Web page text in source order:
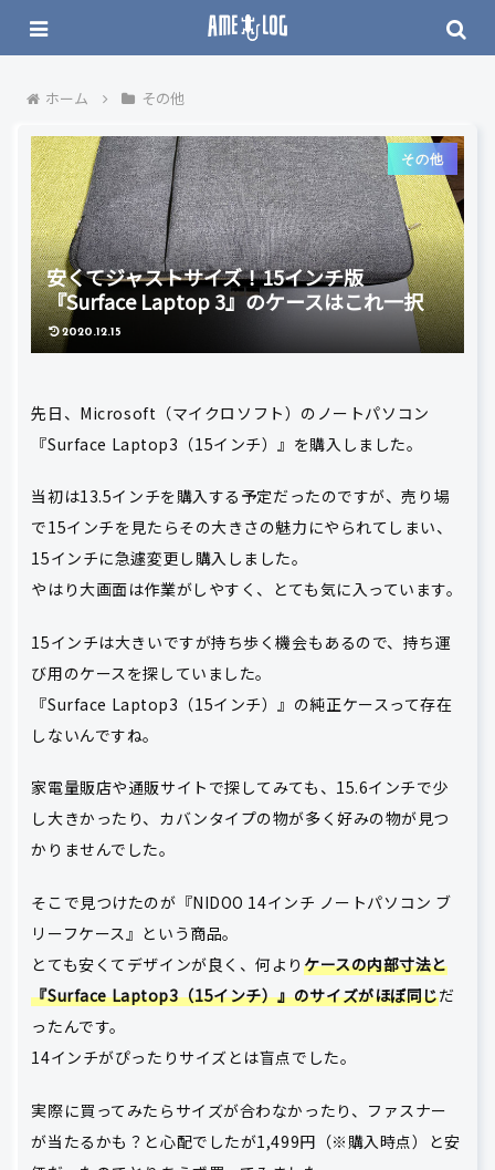
ホーム その他
その他
安くてジャストサイズ！15インチ版
『Surface Laptop 3』のケースはこれ一択
2020.12.15
先日、Microsoft（マイクロソフト）のノートパソコン
『Surface Laptop3（15インチ）』を購入しました。
当初は13.5インチを購入する予定だったのですが、売り場
で15インチを見たらその大きさの魅力にやられてしまい、
15インチに急遽変更し購入しました。
やはり大画面は作業がしやすく、とても気に入っています。
15インチは大きいですが持ち歩く機会もあるので、持ち運
び用のケースを探していました。
『Surface Laptop3（15インチ）』の純正ケースって存在
しないんですね。
家電量販店や通販サイトで探してみても、15.6インチで少
し大きかったり、カバンタイプの物が多く好みの物が見つ
かりませんでした。
そこで見つけたのが『NIDOO 14インチ ノートパソコン ブ
リーフケース』という商品。
とても安くてデザインが良く、何より ケースの内部寸法と
『Surface Laptop3（15インチ）』のサイズがほぼ同じだ
ったんです。
14インチがぴったりサイズとは盲点でした。
実際に買ってみたらサイズが合わなかったり、ファスナー
が当たるかも？と心配でしたが1,499円（※購入時点）と安